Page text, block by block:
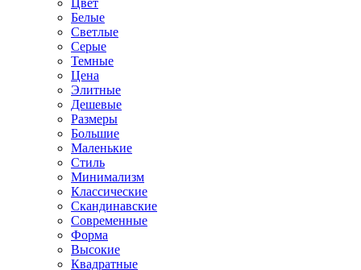
Цвет
Белые
Светлые
Серые
Темные
Цена
Элитные
Дешевые
Размеры
Большие
Маленькие
Стиль
Минимализм
Классические
Скандинавские
Современные
Форма
Высокие
Квадратные